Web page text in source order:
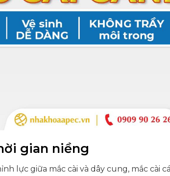
gian niềng
lực giữa mắc cài và dây cung, mắc cài